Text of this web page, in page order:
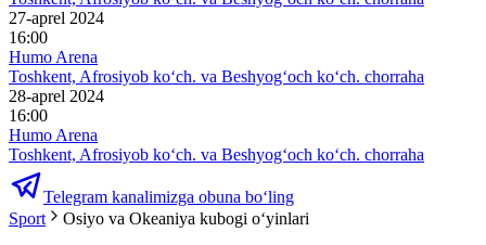
27-aprel 2024
16:00
Humo Arena
Toshkent, Afrosiyob ko‘ch. va Beshyog‘och ko‘ch. chorraha
28-aprel 2024
16:00
Humo Arena
Toshkent, Afrosiyob ko‘ch. va Beshyog‘och ko‘ch. chorraha
Telegram kanalimizga obuna bo‘ling
Sport
Osiyo va Okeaniya kubogi oʻyinlari